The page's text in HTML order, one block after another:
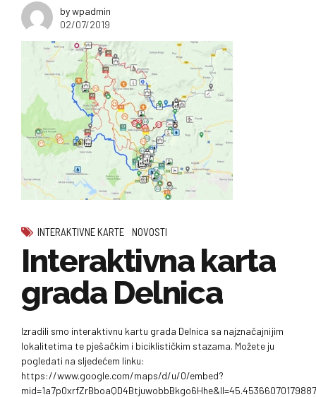
by wpadmin
02/07/2019
INTERAKTIVNE KARTE NOVOSTI
Interaktivna karta
grada Delnica
Izradili smo interaktivnu kartu grada Delnica sa najznačajnijim
lokalitetima te pješačkim i biciklističkim stazama. Možete ju
pogledati na sljedećem linku:
https://www.google.com/maps/d/u/0/embed?